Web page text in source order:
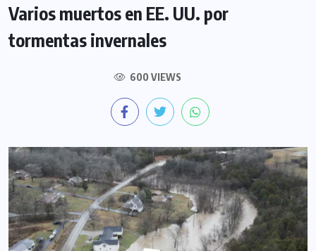
Varios muertos en EE. UU. por
tormentas invernales
600 VIEWS